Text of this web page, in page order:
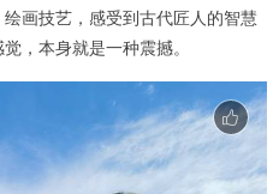
画技艺，感受到古代匠人的智慧
，本身就是一种震撼。